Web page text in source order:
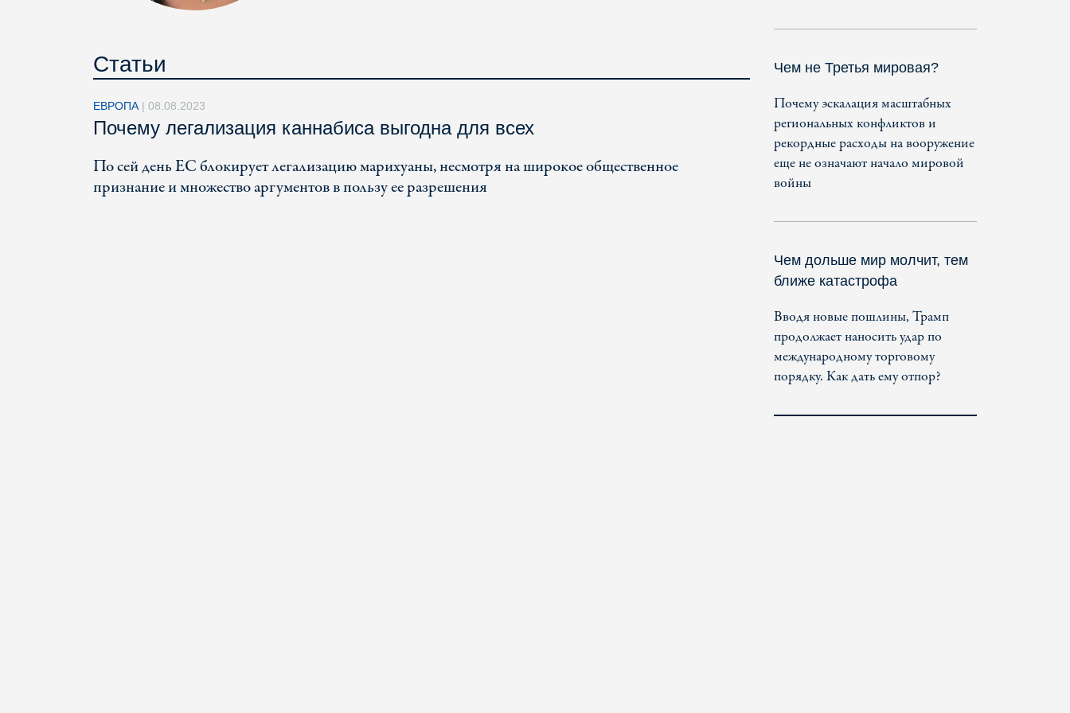
Статьи
ЕВРОПА | 08.08.2023
Почему легализация каннабиса выгодна для всех
По сей день ЕС блокирует легализацию марихуаны, несмотря на широкое общественное
признание и множество аргументов в пользу ее разрешения
Чем не Третья мировая?
Почему эскалация масштабных
региональных конфликтов и
рекордные расходы на вооружение
еще не означают начало мировой
войны
Чем дольше мир молчит, тем
ближе катастрофа
Вводя новые пошлины, Трамп
продолжает наносить удар по
международному торговому
порядку. Как дать ему отпор?